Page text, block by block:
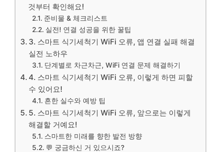
것부터 확인해요!
준비물 & 체크리스트
실전! 연결 성공을 위한 꿀팁
3. 스마트 식기세척기 WiFi 오류, 앱 연결 실패 해결
실전 노하우
단계별로 차근차근, WiFi 연결 문제 해결하기
4. 스마트 식기세척기 WiFi 오류, 이렇게 하면 피할
수 있어요!
흔한 실수와 예방 팁
5. 스마트 식기세척기 WiFi 오류, 앞으로는 이렇게
해결할 거예요!
스마트한 미래를 향한 발전 방향
💬 궁금하신 거 있으시죠?